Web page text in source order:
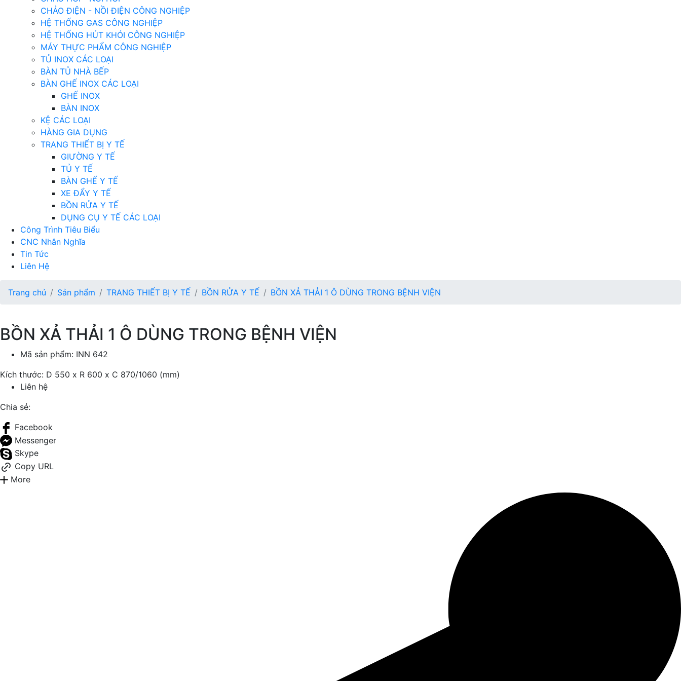
CHẢO ĐIỆN - NỒI ĐIỆN CÔNG NGHIỆP
HỆ THỐNG GAS CÔNG NGHIỆP
HỆ THỐNG HÚT KHÓI CÔNG NGHIỆP
MÁY THỰC PHẨM CÔNG NGHIỆP
TỦ INOX CÁC LOẠI
BÀN TỦ NHÀ BẾP
BÀN GHẾ INOX CÁC LOẠI
GHẾ INOX
BÀN INOX
KỆ CÁC LOẠI
HÀNG GIA DỤNG
TRANG THIẾT BỊ Y TẾ
GIƯỜNG Y TẾ
TỦ Y TẾ
BÀN GHẾ Y TẾ
XE ĐẨY Y TẾ
BỒN RỬA Y TẾ
DỤNG CỤ Y TẾ CÁC LOẠI
Công Trình Tiêu Biểu
CNC Nhân Nghĩa
Tin Tức
Liên Hệ
Trang chủ Sản phẩm TRANG THIẾT BỊ Y TẾ BỒN RỬA Y TẾ BỒN XẢ THẢI 1 Ô DÙNG TRONG BỆNH VIỆN
BỒN XẢ THẢI 1 Ô DÙNG TRONG BỆNH VIỆN
Mã sản phẩm: INN 642
Kích thước: D 550 x R 600 x C 870/1060 (mm)
Liên hệ
Chia sẻ:
Facebook
Messenger
Skype
Copy URL
More